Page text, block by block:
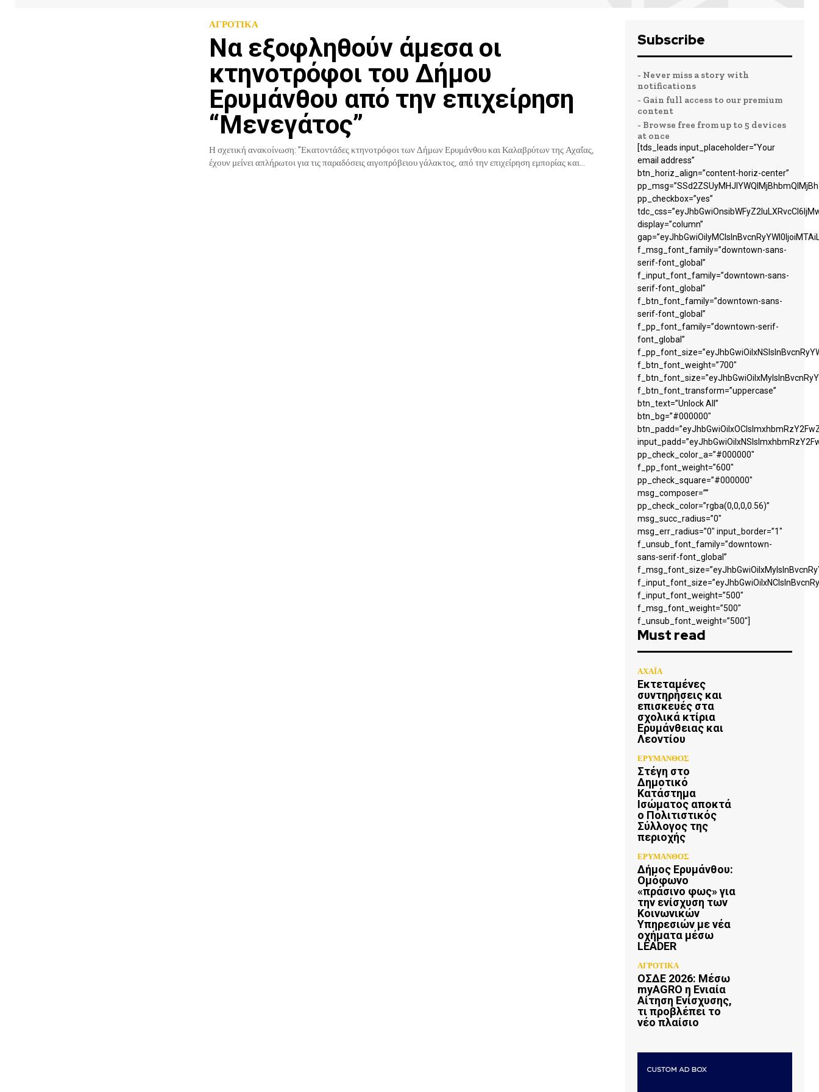
ΑΓΡΟΤΙΚΑ
Να εξοφληθούν άμεσα οι
κτηνοτρόφοι του Δήμου
Ερυμάνθου από την επιχείρηση
“Μενεγάτος”
Η σχετική ανακοίνωση: "Εκατοντάδες κτηνοτρόφοι των Δήμων Ερυμάνθου και Καλαβρύτων της Αχαΐας,
έχουν μείνει απλήρωτοι για τις παραδόσεις αιγοπρόβειου γάλακτος, από την επιχείρηση εμπορίας και...
Subscribe
- Never miss a story with
notifications
- Gain full access to our premium
content
- Browse free from up to 5 devices
at once
[tds_leads input_placeholder=”Your
email address”
btn_horiz_align=”content-horiz-center”
pp_checkbox=”yes”
display=”column”
f_msg_font_family=”downtown-sans-
serif-font_global”
f_input_font_family=”downtown-sans-
serif-font_global”
f_btn_font_family=”downtown-sans-
serif-font_global”
f_pp_font_family=”downtown-serif-
font_global”
f_btn_font_weight=”700″
f_btn_font_transform=”uppercase”
btn_text=”Unlock All”
btn_bg=”#000000″
pp_check_color_a=”#000000″
f_pp_font_weight=”600″
pp_check_square=”#000000″
msg_composer=””
pp_check_color=”rgba(0,0,0,0.56)”
msg_succ_radius=”0″
msg_err_radius=”0″ input_border=”1″
f_unsub_font_family=”downtown-
sans-serif-font_global”
f_input_font_weight=”500″
f_msg_font_weight=”500″
f_unsub_font_weight=”500″]
Must read
ΑΧΑΪΑ
Εκτεταμένες
συντηρήσεις και
επισκευές στα
σχολικά κτίρια
Ερυμάνθειας και
Λεοντίου
ΕΡΥΜΑΝΘΟΣ
Στέγη στο
Δημοτικό
Κατάστημα
Ισώματος αποκτά
ο Πολιτιστικός
Σύλλογος της
περιοχής
ΕΡΥΜΑΝΘΟΣ
Δήμος Ερυμάνθου:
Ομόφωνο
«πράσινο φως» για
την ενίσχυση των
Κοινωνικών
Υπηρεσιών με νέα
οχήματα μέσω
LEADER
ΑΓΡΟΤΙΚΑ
ΟΣΔΕ 2026: Μέσω
myAGRO η Ενιαία
Αίτηση Ενίσχυσης,
τι προβλέπει το
νέο πλαίσιο